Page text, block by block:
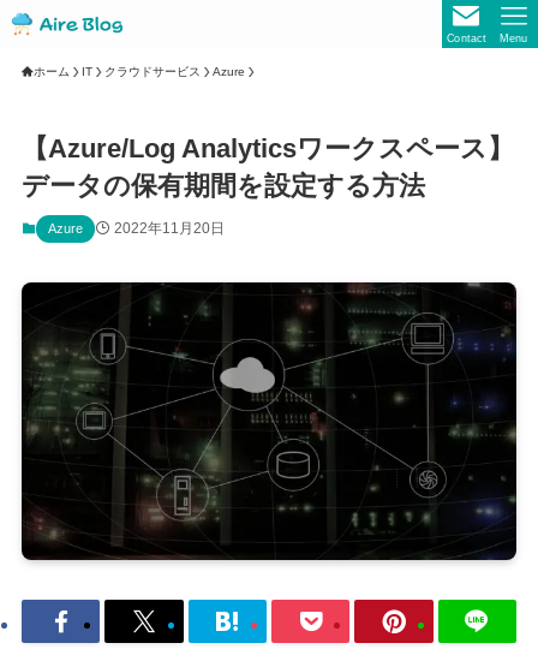
Contact Menu
ホーム IT クラウドサービス Azure
【Azure/Log Analyticsワークスペース】
データの保有期間を設定する方法
Azure 2022年11月20日